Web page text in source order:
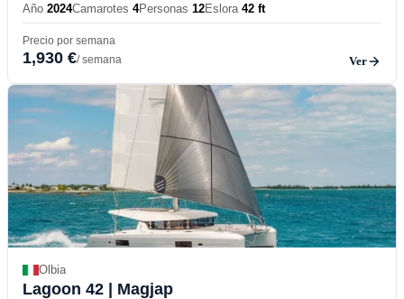
Año 2024Camarotes 4Personas 12Eslora 42 ft
Precio por semana
1,930 €/ semana Ver
Olbia
Lagoon 42 | Magjap